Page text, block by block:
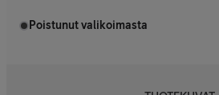
Poistunut valikoimasta